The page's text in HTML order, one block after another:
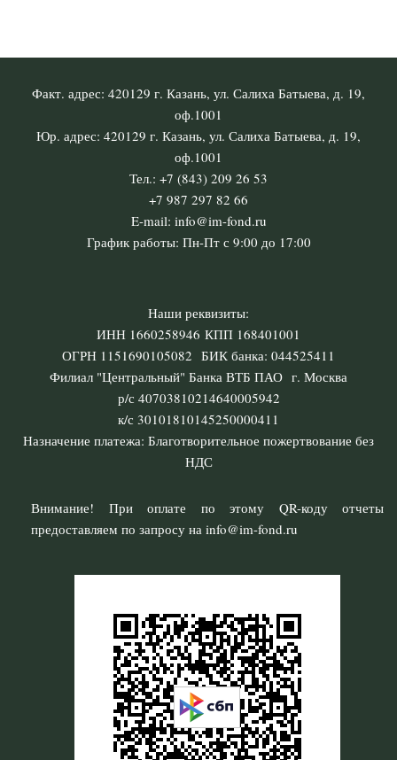
Факт. адрес: 420129 г. Казань, ул. Салиха Батыева, д. 19,
оф.1001
Юр. адрес: 420129 г. Казань, ул. Салиха Батыева, д. 19,
оф.1001
Тел.: +7 (843) 209 26 53
+7 987 297 82 66
E-mail: info@im-fond.ru
График работы: Пн-Пт с 9:00 до 17:00
Наши реквизиты:
ИНН 1660258946 КПП 168401001
ОГРН 1151690105082 БИК банка: 044525411
Филиал "Центральный" Банка ВТБ ПАО г. Москва
р/с 40703810214640005942
к/с 30101810145250000411
Назначение платежа: Благотворительное пожертвование без
НДС
Внимание! При оплате по этому QR-коду отчеты
предоставляем по запросу на info@im-fond.ru